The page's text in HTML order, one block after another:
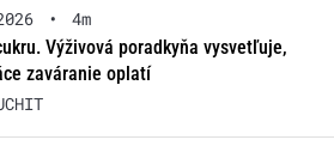
•
4m
Výživová poradkyňa vysvetľuje,
zaváranie oplatí